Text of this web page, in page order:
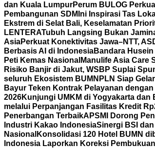
dan Kuala LumpurPerum BULOG
Pembangunan SDM Ini Inspirasi Tas
Ekstrem di Selat Bali, Keselamatan
LENTERATubuh Langsing Bukan
AsiaPerkuat Konektivitas Jawa–NTT,
Berbasis AI di IndonesiaBandara
Peti Kemas Nasional Manulife Asia Care
Risiko Banjir di Jakut, WSBP Suplai
seluruh Ekosistem BUMN PLN Siap
Bayur Teken Kontrak Pelayanan
2026Kunjungi UMKM di Yogyakarta
melalui Perpanjangan Fasilitas Kredit
Penerbangan TerbaikAPSMI Dorong
Industri Kakao IndonesiaSinergi BSI
Nasional Konsolidasi 120 Hotel BUMN
Indonesia Laporkan Koreksi